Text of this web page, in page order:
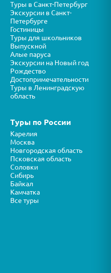
Туры в Санкт-Петербург
Экскурсии в Санкт-
Петербурге
Гостиницы
Туры для школьников
Выпускной
Алые паруса
Экскурсии на Новый год
Рождество
Достопримечательности
Туры в Ленинградскую
область
Туры по России
Карелия
Москва
Новгородская область
Псковская область
Соловки
Сибирь
Байкал
Камчатка
Все туры